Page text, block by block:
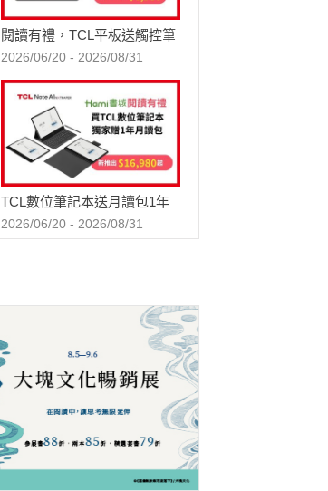
閱讀有禮，TCL平板送觸控筆
2026/06/20 - 2026/08/31
TCL數位筆記本送月讀包1年
2026/06/20 - 2026/08/31